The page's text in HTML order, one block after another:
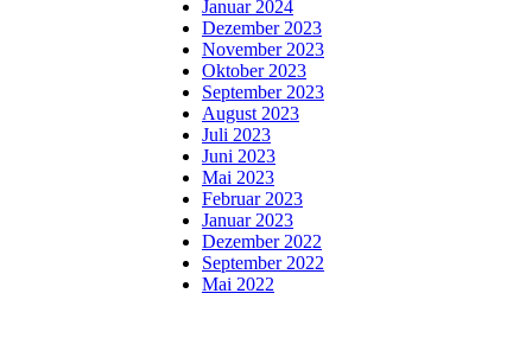
Januar 2024
Dezember 2023
November 2023
Oktober 2023
September 2023
August 2023
Juli 2023
Juni 2023
Mai 2023
Februar 2023
Januar 2023
Dezember 2022
September 2022
Mai 2022